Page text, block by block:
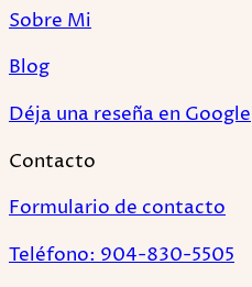
Sobre Mi
Blog
Déja una reseña en Google
Contacto
Formulario de contacto
Teléfono: 904-830-5505